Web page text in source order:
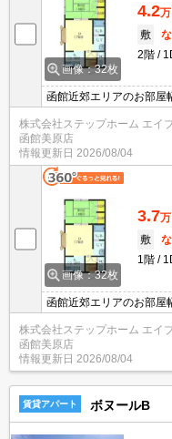
画像：32枚
4.2万
敷
2階
函館近郊エリアのお部屋
株式会社ステップホーム エイ
函館美原店
情報更新日 2026/08/04
画像：32枚
3.7万
敷
1階
函館近郊エリアのお部屋
株式会社ステップホーム エイ
函館美原店
情報更新日 2026/08/04
賃貸アパート ボヌールB